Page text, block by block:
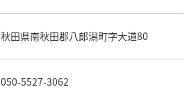
秋田県南秋田郡八郎潟町字大道80
050-5527-3062